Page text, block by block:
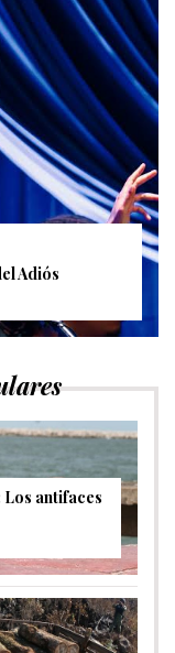
Adiós
antifaces